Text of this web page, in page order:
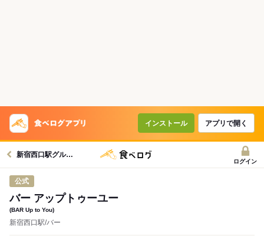
インストール アプリで開く
新宿西口駅グルメへ
ログイン
公式
バー アップトゥーユー
(BAR Up to You)
新宿西口駅/バー